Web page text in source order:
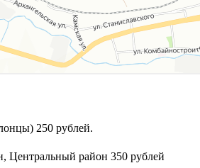
250 рублей.
Центральный район 350 рублей